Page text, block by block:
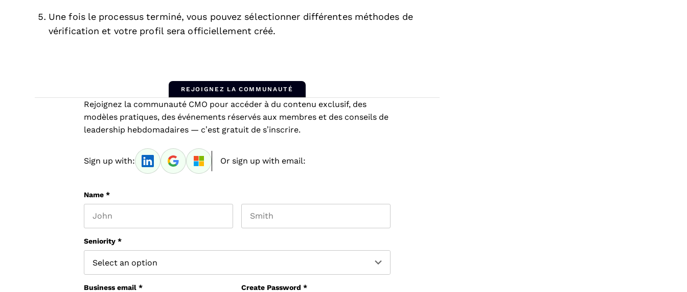
Une fois le processus terminé, vous pouvez sélectionner différentes méthodes de
vérification et votre profil sera officiellement créé.
REJOIGNEZ LA COMMUNAUTÉ
Rejoignez la communauté CMO pour accéder à du contenu exclusif, des
modèles pratiques, des événements réservés aux membres et des conseils de
leadership hebdomadaires — c’est gratuit de s’inscrire.
Sign up with: Or sign up with email:
Name *
Seniority *
Business email * Create Password *